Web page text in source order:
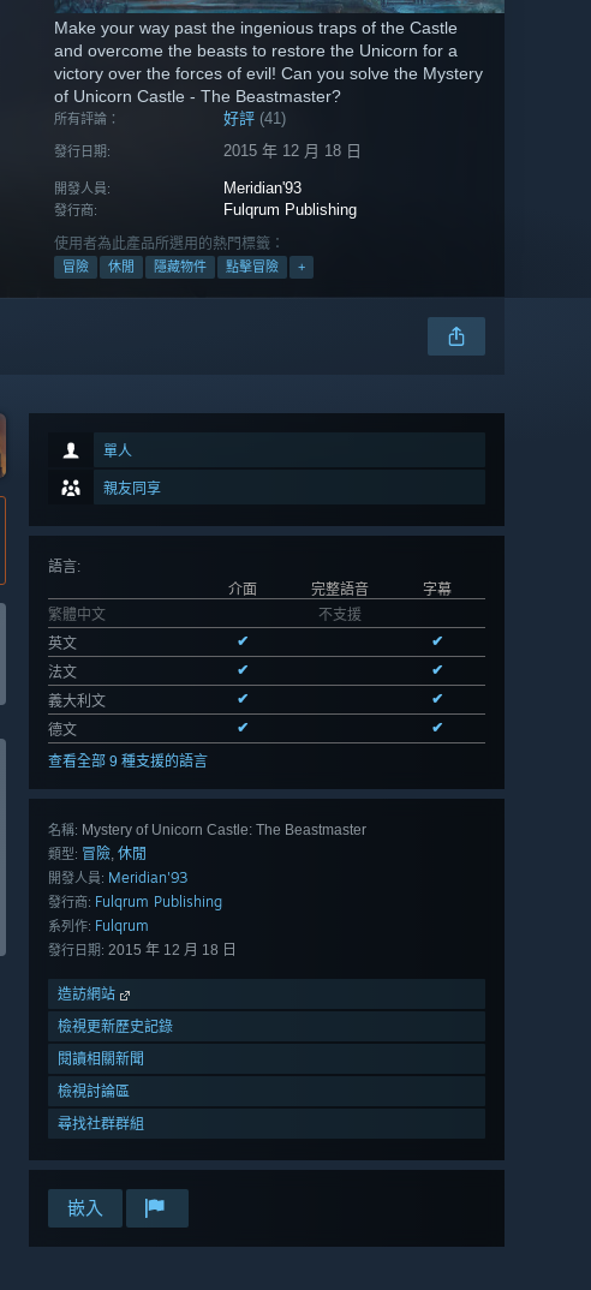
Make your way past the ingenious traps of the Castle
and overcome the beasts to restore the Unicorn for a
victory over the forces of evil! Can you solve the Mystery
of Unicorn Castle - The Beastmaster?
所有評論： 好評 (41)
發行日期: 2015 年 12 月 18 日
開發人員: Meridian'93
發行商: Fulqrum Publishing
使用者為此產品所選用的熱門標籤：
冒險 休閒 隱藏物件 點擊冒險 +
單人
親友同享
語言:
介面
完整語音
字幕
繁體中文
不支援
英文
✔
✔
法文
✔
✔
義大利文
✔
✔
德文
✔
✔
查看全部 9 種支援的語言
名稱: Mystery of Unicorn Castle: The Beastmaster
類型: 冒險, 休閒
開發人員: Meridian'93
發行商: Fulqrum Publishing
系列作: Fulqrum
發行日期: 2015 年 12 月 18 日
造訪網站
檢視更新歷史記錄
閱讀相關新聞
檢視討論區
尋找社群群組
嵌入